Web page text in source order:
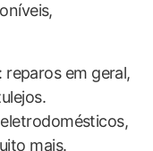
reparos em geral,
mais.